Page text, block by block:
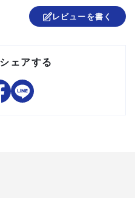
レビューを書く
ェアする